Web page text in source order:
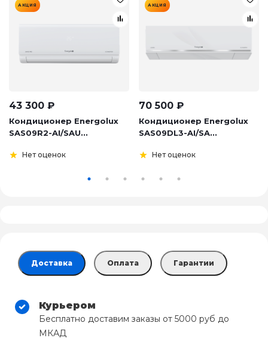
АКЦИЯ
43 300 ₽
Кондиционер Energolux
SAS09R2-AI/SAU...
Нет оценок
АКЦИЯ
70 500 ₽
Кондиционер Energolux
SAS09DL3-AI/SA...
Нет оценок
Доставка Оплата Гарантии
Курьером
Бесплатно доставим заказы от 5000 руб до
МКАД